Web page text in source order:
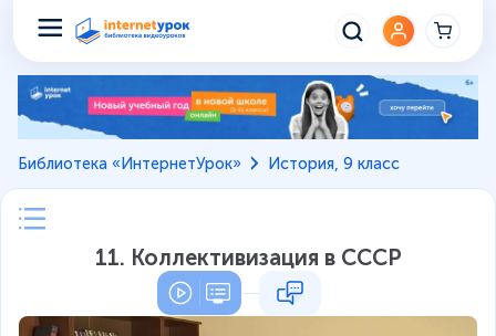
Библиотека «ИнтернетУрок» История, 9 класс
11. Коллективизация в СССР